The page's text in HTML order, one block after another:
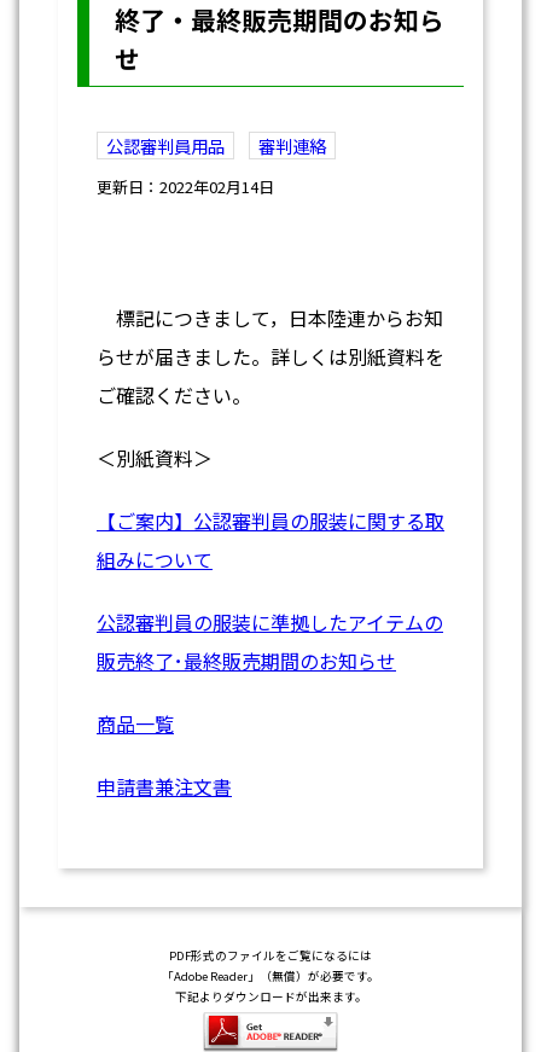
終了・最終販売期間のお知ら
せ
公認審判員用品 審判連絡
更新日：2022年02月14日
標記につきまして，日本陸連からお知
らせが届きました。詳しくは別紙資料を
ご確認ください。
＜別紙資料＞
【ご案内】公認審判員の服装に関する取
組みについて
公認審判員の服装に準拠したアイテムの
販売終了･最終販売期間のお知らせ
商品一覧
申請書兼注文書
PDF形式のファイルをご覧になるには
「Adobe Reader」（無償）が必要です。
下記よりダウンロードが出来ます。